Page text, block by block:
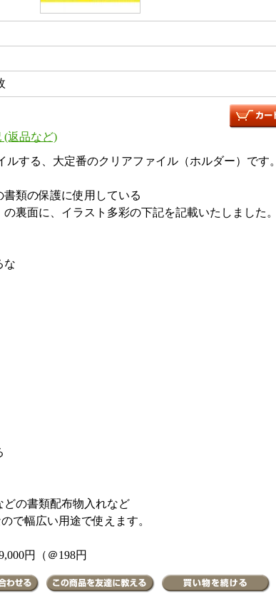
(返品など)
する、大定番のクリアファイル（ホルダー）です。
類の保護に使用している
裏面に、イラスト多彩の下記を記載いたしました。
な
の書類配布物入れなど
で幅広い用途で使えます。
円（＠198円